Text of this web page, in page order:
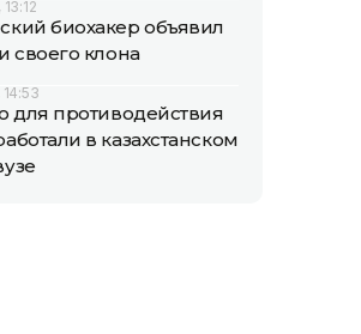
биохакер объявил
своего клона
для противодействия
в казахстанском